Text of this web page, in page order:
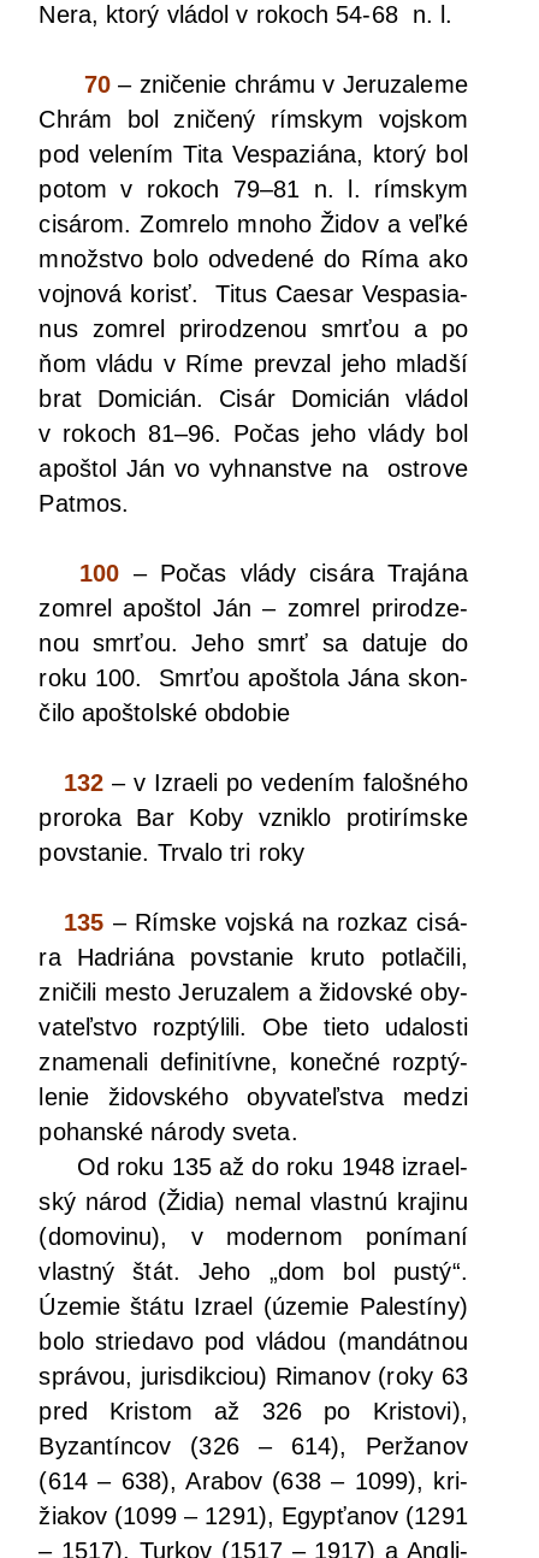
Nera, kto­rý vlá­dol v rokoch 54-68 n. l.
70 – zni­če­nie chrá­mu v Jeru­za­le­me
Chrám bol zni­če­ný rím­skym voj­skom
pod vele­ním Tita Ves­pa­ziá­na, kto­rý bol
potom v rokoch 79–81 n. l. rím­skym
cisá­rom. Zomre­lo mno­ho Židov a veľ­ké
množ­stvo bolo odve­de­né do Ríma ako
voj­no­vá korisť. Titus Cae­sar Ves­pa­sia­
nus zomrel pri­ro­dze­nou smr­ťou a po
ňom vlá­du v Ríme pre­vzal jeho mlad­ší
brat Domi­cián. Cisár Domi­cián vlá­dol
v rokoch 81–96. Počas jeho vlá­dy bol
apoš­tol Ján vo vyhnan­stve na ostro­ve
Patmos.
100 – Počas vlá­dy cisá­ra Tra­já­na
zomrel apoš­tol Ján – zomrel pri­ro­dze­
nou smr­ťou. Jeho smrť sa datu­je do
roku 100. Smr­ťou apoš­to­la Jána skon­
či­lo apoš­tol­ské obdobie
132 – v Izra­e­li po vede­ním faloš­né­ho
pro­ro­ka Bar Koby vznik­lo pro­ti­rím­ske
povs­ta­nie. Trva­lo tri roky
135 – Rím­ske voj­ská na roz­kaz cisá­
ra Had­riá­na povs­ta­nie kru­to potla­či­li,
zni­či­li mes­to Jeru­za­lem a židov­ské oby­
va­teľ­stvo rozp­tý­li­li. Obe tie­to uda­los­ti
zna­me­na­li defi­ni­tív­ne, koneč­né rozp­tý­
le­nie židov­ské­ho oby­va­teľ­stva medzi
pohan­ské náro­dy sveta.
Od roku 135 až do roku 1948 izra­el­
ský národ (Židia) nemal vlast­nú kra­ji­nu
(domo­vi­nu), v moder­nom poní­ma­ní
vlast­ný štát. Jeho „dom bol pus­tý“.
Úze­mie štá­tu Izra­el (úze­mie Pales­tí­ny)
bolo strie­da­vo pod vlá­dou (man­dát­nou
sprá­vou, juris­dik­ci­ou) Rima­nov (roky 63
pred Kris­tom až 326 po Kris­to­vi),
Byzan­tín­cov (326 – 614), Per­ža­nov
(614 – 638), Ara­bov (638 – 1099), kri­
žia­kov (1099 – 1291), Egyp­ťa­nov (1291
– 1517), Tur­kov (1517 – 1917) a Angli­